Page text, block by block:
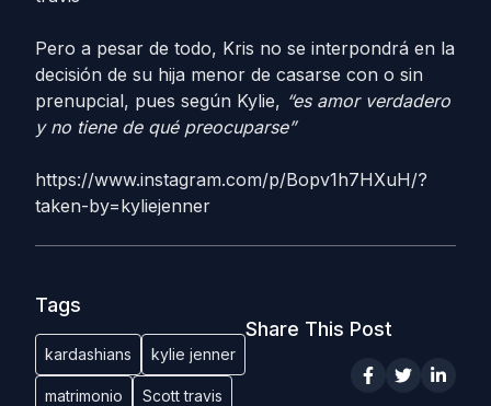
Pero a pesar de todo, Kris no se interpondrá en la
decisión de su hija menor de casarse con o sin
prenupcial, pues según Kylie, “es amor verdadero
y no tiene de qué preocuparse”
https://www.instagram.com/p/Bopv1h7HXuH/?
taken-by=kyliejenner
Tags
kardashians kylie jenner
matrimonio Scott travis
Share This Post